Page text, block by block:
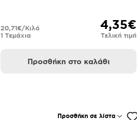
4,35€
Τελική τιμή
1 Τεμάχια
20,71€/Κιλό
Προσθήκη στο καλάθι
Προσθήκη σε λίστα